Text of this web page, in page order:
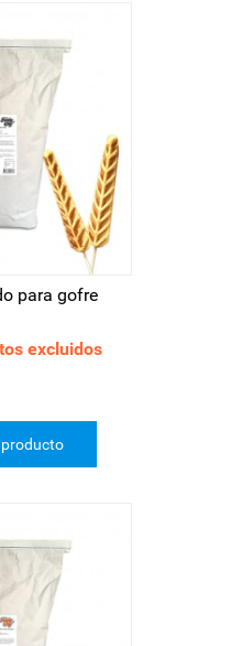
para gofre
excluidos
producto